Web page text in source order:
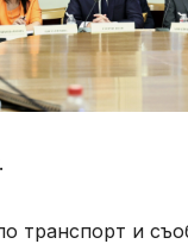
транспорт и